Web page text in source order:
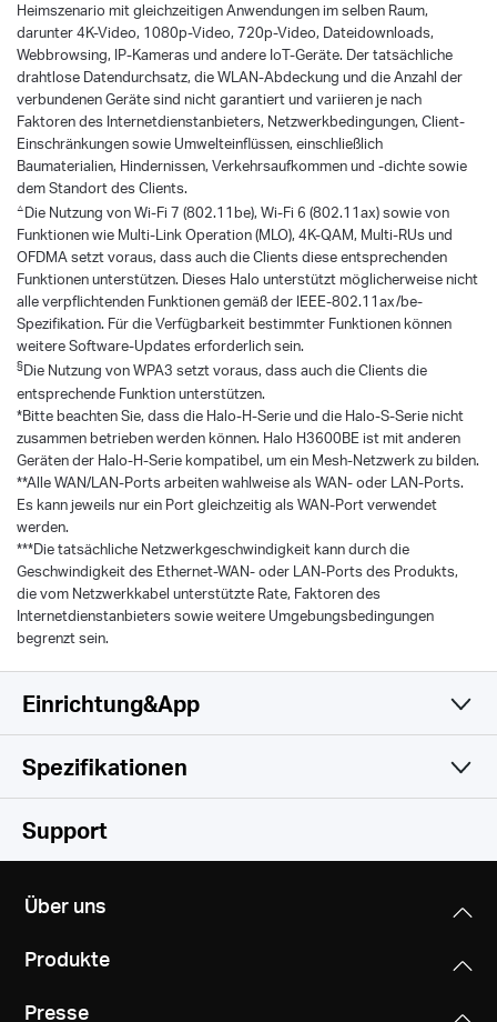
Heimszenario mit gleichzeitigen Anwendungen im selben Raum,
darunter 4K-Video, 1080p-Video, 720p-Video, Dateidownloads,
Webbrowsing, IP-Kameras und andere IoT-Geräte. Der tatsächliche
drahtlose Datendurchsatz, die WLAN-Abdeckung und die Anzahl der
verbundenen Geräte sind nicht garantiert und variieren je nach
Faktoren des Internetdienstanbieters, Netzwerkbedingungen, Client-
Einschränkungen sowie Umwelteinflüssen, einschließlich
Baumaterialien, Hindernissen, Verkehrsaufkommen und -dichte sowie
dem Standort des Clients.
△Die Nutzung von Wi-Fi 7 (802.11be), Wi-Fi 6 (802.11ax) sowie von
Funktionen wie Multi-Link Operation (MLO), 4K-QAM, Multi-RUs und
OFDMA setzt voraus, dass auch die Clients diese entsprechenden
Funktionen unterstützen. Dieses Halo unterstützt möglicherweise nicht
alle verpflichtenden Funktionen gemäß der IEEE-802.11ax/be-
Spezifikation. Für die Verfügbarkeit bestimmter Funktionen können
weitere Software-Updates erforderlich sein.
§Die Nutzung von WPA3 setzt voraus, dass auch die Clients die
entsprechende Funktion unterstützen.
*Bitte beachten Sie, dass die Halo-H-Serie und die Halo-S-Serie nicht
zusammen betrieben werden können. Halo H3600BE ist mit anderen
Geräten der Halo-H-Serie kompatibel, um ein Mesh-Netzwerk zu bilden.
**Alle WAN/LAN-Ports arbeiten wahlweise als WAN- oder LAN-Ports.
Es kann jeweils nur ein Port gleichzeitig als WAN-Port verwendet
werden.
***Die tatsächliche Netzwerkgeschwindigkeit kann durch die
Geschwindigkeit des Ethernet-WAN- oder LAN-Ports des Produkts,
die vom Netzwerkkabel unterstützte Rate, Faktoren des
Internetdienstanbieters sowie weitere Umgebungsbedingungen
begrenzt sein.
Einrichtung&App
Einfach und Funktional
Spezifikationen
Drahtlos
5 GHz: IEEE 802.11a/n/ac/ax/be mixed
WiFi Speeds
5 × 3.2 × 3.3 in (128 × 81.3 × 83.7 mm))
Router, Access Point
Support
Über uns
Produkte
Presse